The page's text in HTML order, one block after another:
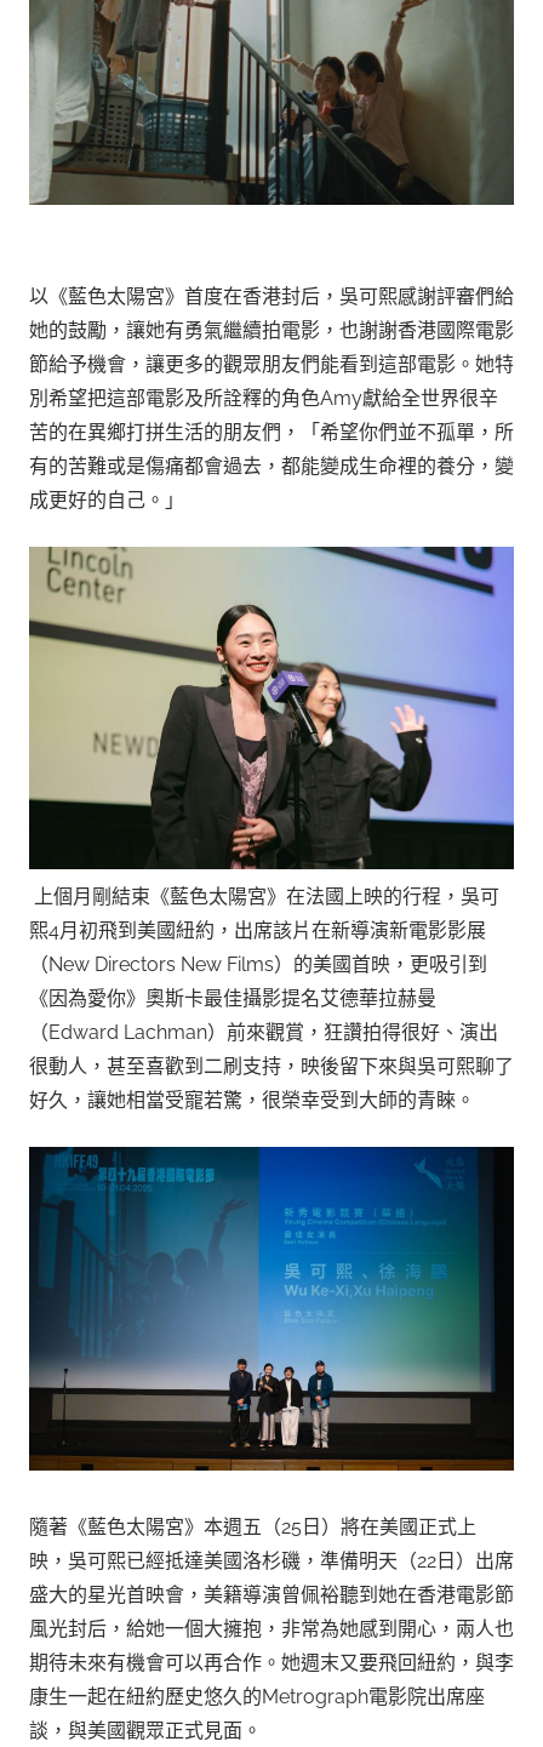
以《藍色太陽宮》首度在香港封后，吳可熙感謝評審們給
她的鼓勵，讓她有勇氣繼續拍電影，也謝謝香港國際電影
節給予機會，讓更多的觀眾朋友們能看到這部電影。她特
別希望把這部電影及所詮釋的角色Amy獻給全世界很辛
苦的在異鄉打拼生活的朋友們，「希望你們並不孤單，所
有的苦難或是傷痛都會過去，都能變成生命裡的養分，變
成更好的自己。」
上個月剛結束《藍色太陽宮》在法國上映的行程，吳可
熙4月初飛到美國紐約，出席該片在新導演新電影影展
（New Directors New Films）的美國首映，更吸引到
《因為愛你》奧斯卡最佳攝影提名艾德華拉赫曼
（Edward Lachman）前來觀賞，狂讚拍得很好、演出
很動人，甚至喜歡到二刷支持，映後留下來與吳可熙聊了
好久，讓她相當受寵若驚，很榮幸受到大師的青睞。
隨著《藍色太陽宮》本週五（25日）將在美國正式上
映，吳可熙已經抵達美國洛杉磯，準備明天（22日）出席
盛大的星光首映會，美籍導演曾佩裕聽到她在香港電影節
風光封后，給她一個大擁抱，非常為她感到開心，兩人也
期待未來有機會可以再合作。她週末又要飛回紐約，與李
康生一起在紐約歷史悠久的Metrograph電影院出席座
談，與美國觀眾正式見面。